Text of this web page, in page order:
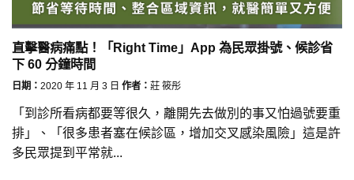
直擊醫病痛點！「Right Time」App 為民眾掛號、候診省
下 60 分鐘時間
日期： 2020 年 11 月 3 日 作者： 莊 筱彤
「到診所看病都要等很久，離開先去做別的事又怕過號要重
排」、「很多患者塞在候診區，增加交叉感染風險」這是許
多民眾提到平常就...